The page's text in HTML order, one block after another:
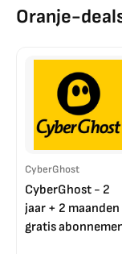
Oranje-
CyberGhost
CyberGhost - 2
jaar + 2 maanden
gratis